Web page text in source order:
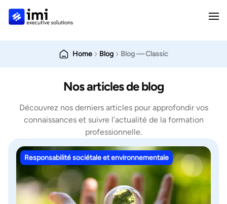
Home Blog Blog — Classic
Nos articles de blog
Découvrez nos derniers articles pour approfondir vos
connaissances et suivre l’actualité de la formation
professionnelle.
Responsabilité sociétale et environnementale